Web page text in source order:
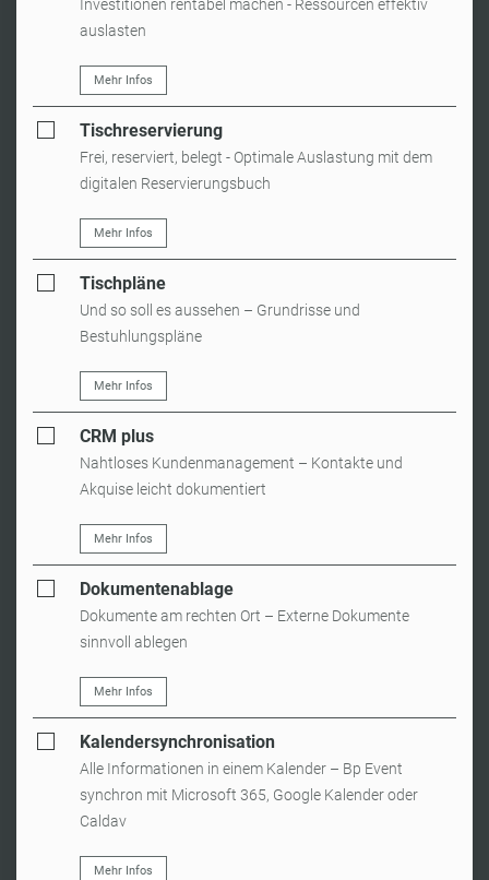
Investitionen rentabel machen - Ressourcen effektiv
auslasten
Mehr Infos
Tischreservierung
Frei, reserviert, belegt - Optimale Auslastung mit dem
digitalen Reservierungsbuch
Mehr Infos
Tischpläne
Und so soll es aussehen – Grundrisse und
Bestuhlungspläne
Mehr Infos
CRM plus
Nahtloses Kundenmanagement – Kontakte und
Akquise leicht dokumentiert
Mehr Infos
Dokumentenablage
Dokumente am rechten Ort – Externe Dokumente
sinnvoll ablegen
Mehr Infos
Kalendersynchronisation
Alle Informationen in einem Kalender – Bp Event
synchron mit Microsoft 365, Google Kalender oder
Caldav
Mehr Infos